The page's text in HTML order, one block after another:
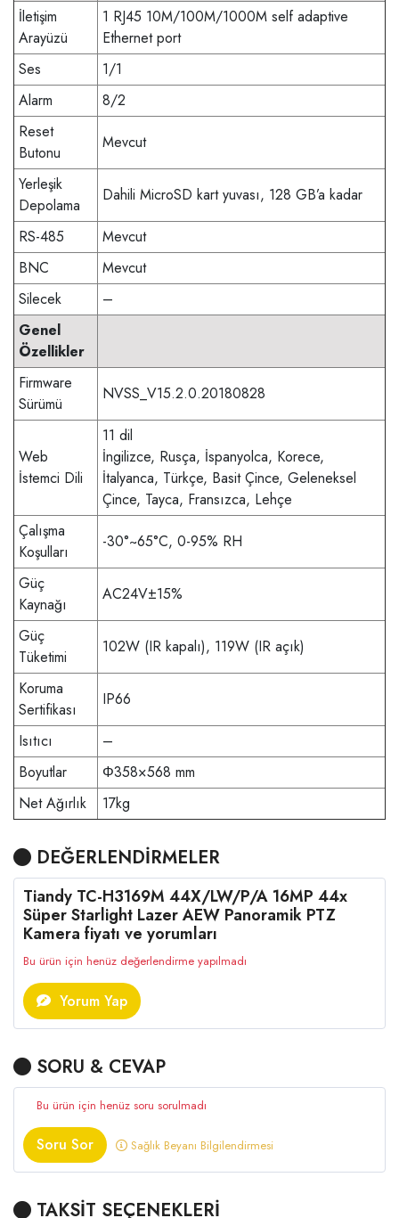
İletişim
Arayüzü
1 RJ45 10M/100M/1000M self adaptive
Ethernet port
Ses
1/1
Alarm
8/2
Reset
Butonu
Mevcut
Yerleşik
Depolama
Dahili MicroSD kart yuvası, 128 GB’a kadar
RS-485
Mevcut
BNC
Mevcut
Silecek
–
Genel
Özellikler
Firmware
Sürümü
NVSS_V15.2.0.20180828
Web
İstemci Dili
11 dil
İngilizce, Rusça, İspanyolca, Korece,
İtalyanca, Türkçe, Basit Çince, Geleneksel
Çince, Tayca, Fransızca, Lehçe
Çalışma
Koşulları
-30°~65°C, 0-95% RH
Güç
Kaynağı
AC24V±15%
Güç
Tüketimi
102W (IR kapalı), 119W (IR açık)
Koruma
Sertifikası
IP66
Isıtıcı
–
Boyutlar
Φ358×568 mm
Net Ağırlık
17kg
DEĞERLENDİRMELER
Tiandy TC-H3169M 44X/LW/P/A 16MP 44x
Süper Starlight Lazer AEW Panoramik PTZ
Kamera fiyatı ve yorumları
Bu ürün için henüz değerlendirme yapılmadı
Yorum Yap
SORU & CEVAP
Bu ürün için henüz soru sorulmadı
Soru Sor Sağlık Beyanı Bilgilendirmesi
TAKSİT SEÇENEKLERİ